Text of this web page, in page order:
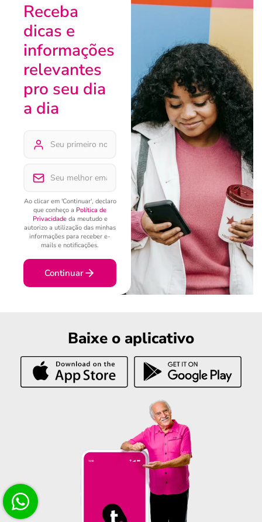
Receba
dicas e
informações
relevantes
pro seu dia
a dia
Ao clicar em 'Continuar', declaro
que conheço a Política de
Privacidadeda meutudo e
autorizo a utilização das minhas
informações para receber e-
mails e notificações.
Continuar
Baixe o aplicativo